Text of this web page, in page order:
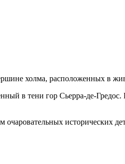
холма, расположенных в
в тени гор Сьерра-де-
исторических